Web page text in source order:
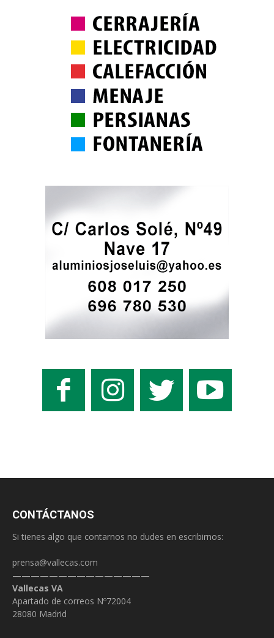
CONTÁCTANOS
Si tienes algo que contarnos no dudes en escribirnos:
prensa@vallecas.com
———————————————
Vallecas VA
Apartado de correos Nº72004
28080 Madrid